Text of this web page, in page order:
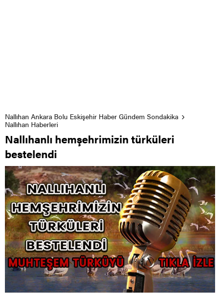
Nallıhan Ankara Bolu Eskişehir Haber Gündem Sondakika
Nallıhan Haberleri
Nallıhanlı hemşehrimizin türküleri
bestelendi